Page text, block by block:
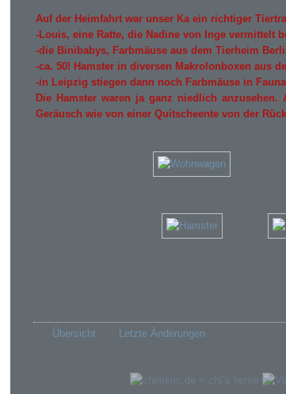
Auf der Heimfahrt war unser Ka ein richtiger
-Louis, eine Ratte, die Nadine von Inge vermittelt
-die Binibabys, Farbmäuse aus dem Tierheim
-ca. 50! Hamster in diversen Makrolonboxen aus
-in Leipzig stiegen dann noch Farbmäuse in
Die Hamster waren ja ganz niedlich
Geräusch wie von einer Quitscheente von der
Übersicht Letzte Änderungen